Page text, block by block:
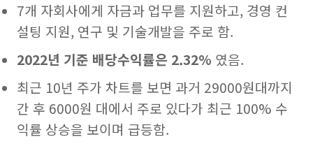
7개 자회사에게 자금과 업무를 지원하고, 경영 컨
설팅 지원, 연구 및 기술개발을 주로 함.
2022년 기준 배당수익률은 2.32% 였음.
최근 10년 주가 차트를 보면 과거 29000원대까지
간 후 6000원 대에서 주로 있다가 최근 100% 수
익률 상승을 보이며 급등함.